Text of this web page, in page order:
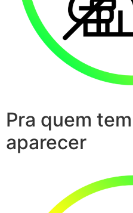
Pra quem
aparecer